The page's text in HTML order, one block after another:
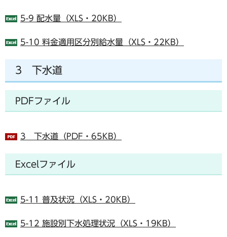
5-9 配水量（XLS・20KB）
5-10 料金適用区分別給水量（XLS・22KB）
3 下水道
PDFファイル
3 下水道（PDF・65KB）
Excelファイル
5-11 普及状況（XLS・20KB）
5-12 施設別下水処理状況（XLS・19KB）